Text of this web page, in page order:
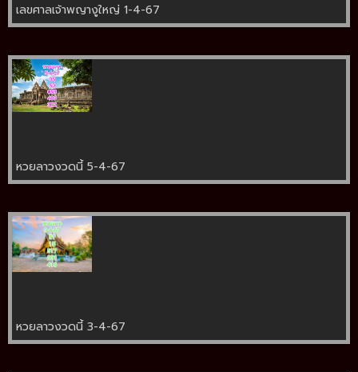
เลขศาลเจ้าพญางูใหญ่ 1-4-67
หวยลาวงวดนี้ 5-4-67
หวยลาวงวดนี้ 3-4-67